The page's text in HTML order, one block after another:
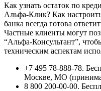
Как узнать остаток по
Альфа-Клик? Как
банка всегда готова
Частные клиенты могут
“Альфа-Консультант”,
техническим аспектам
+7 495 78-888-78.
Москве, МО
8 800 200-00-00.